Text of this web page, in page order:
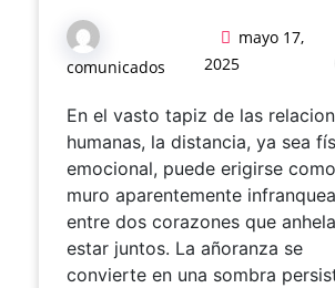
comunicados
mayo 17,
2025
En el vasto tapiz de las
humanas, la distancia, ya sea
emocional, puede erigirse
muro aparentemente
entre dos corazones que
estar juntos. La añoranza se
convierte en una sombra